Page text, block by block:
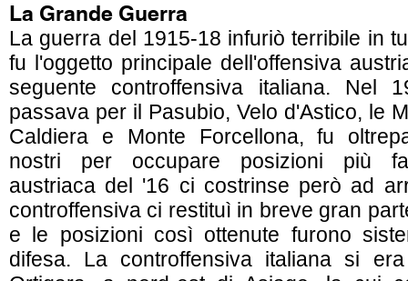
La Grande Guerra
La guerra del 1915-18 infuriò terribile in
fu l'oggetto principale dell'offensiva
seguente controffensiva italiana. Nel
passava per il Pasubio, Velo d'Astico, le
Caldiera e Monte Forcellona, fu
nostri per occupare posizioni più
austriaca del '16 ci costrinse però ad
controffensiva ci restituì in breve gran
e le posizioni così ottenute furono
difesa. La controffensiva italiana si